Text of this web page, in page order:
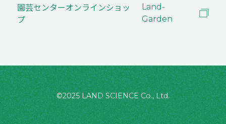
園芸センターオンラインショッ
プ
Land-
Garden
©2025 LAND SCIENCE Co., Ltd.